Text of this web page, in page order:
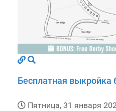
Бесплатная выкройка
Пятница, 31 января